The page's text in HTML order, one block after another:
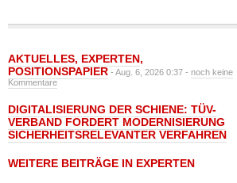
AKTUELLES, EXPERTEN,
POSITIONSPAPIER - Aug. 6, 2026 0:37 - noch keine
Kommentare
DIGITALISIERUNG DER SCHIENE: TÜV-
VERBAND FORDERT MODERNISIERUNG
SICHERHEITSRELEVANTER VERFAHREN
WEITERE BEITRÄGE IN EXPERTEN